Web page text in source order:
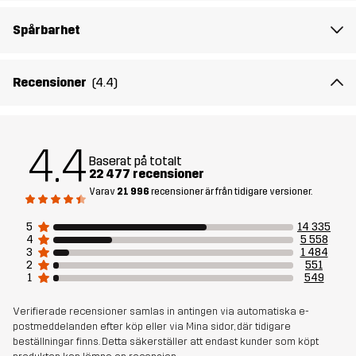
Passform
Material 1 65% Polyester, 35% Bomull
Foder 80% Polyester (Återvunnen), 20% Bomull
Vikt
Hållbarhet Bluesign® approved läs här
Artikelnummer 11031_4170
Spårbarhet
Recensioner (4.4)
4.4 Baserat på totalt
22 477 recensioner
Varav 21 996 recensioner är från tidigare versioner.
5
14 335
4
5 558
3
1 484
2
551
1
549
Verifierade recensioner samlas in antingen via automatiska e-
postmeddelanden efter köp eller via Mina sidor, där tidigare
beställningar finns. Detta säkerställer att endast kunder som köpt